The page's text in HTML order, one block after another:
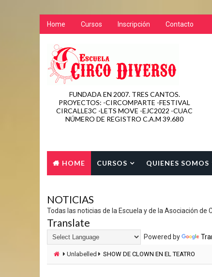
Home Cursos Inscripción Contacto
FUNDADA EN 2007. TRES CANTOS.
PROYECTOS: -CIRCOMPARTE -FESTIVAL
CIRCALLE3C -LETS MOVE -EJC2022 -CUAC
NÚMERO DE REGISTRO C.A.M 39.680
HOME CURSOS QUIENES SOMOS
NOTICIAS
Todas las noticias de la Escuela y de la Asociación de
Translate
Powered by
Unlabelled SHOW DE CLOWN EN EL TEATRO